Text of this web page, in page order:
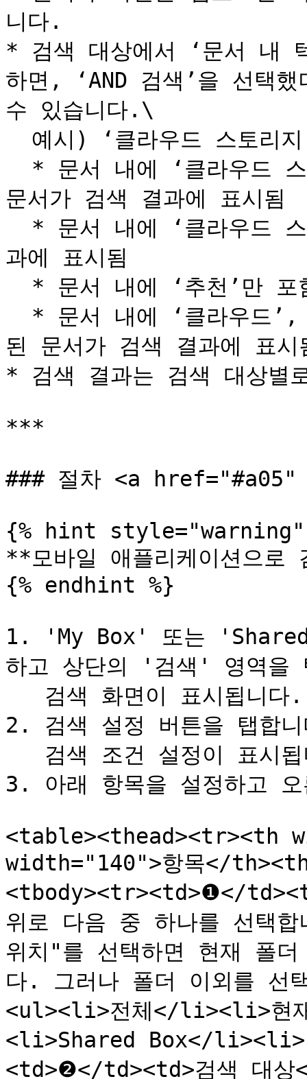
니다.
* 검색 대상에서 ‘문서 내
하면, ‘AND 검색’을 선택
수 있습니다.\
문서가 검색 결과에 표시됨
과에 표시됨
된 문서가 검색 결과에 표시
* 검색 결과는 검색 대상별
***
### 절차 <a
{% hint style="warning"
**모바일 애플리케이션으로
{% endhint %}
1. 'My Box' 또는 'Shared
하고 상단의 '검색' 영역을
2. 검색 설정 버튼을 탭합
3. 아래 항목을 설정하고
<table><thead><tr><th
width="140">항목</
<tbody><tr><td>❶</
위로 다음 중 하나를 선택
위치"를 선택하면 현재 폴
다. 그러나 폴더 이외를 선
<ul><li>전체</li><li>현
<li>Shared Box</
<td>❷</td><td>검색 대상